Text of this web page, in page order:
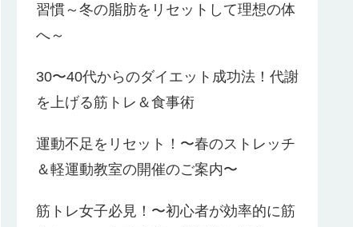
習慣～冬の脂肪をリセットして理想の体
へ～
30〜40代からのダイエット成功法！代謝
を上げる筋トレ＆食事術
運動不足をリセット！〜春のストレッチ
＆軽運動教室の開催のご案内〜
筋トレ女子必見！〜初心者が効率的に筋